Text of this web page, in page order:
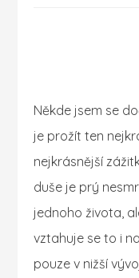
Někde jsem se
je prožít ten
nejkrásnější
duše je prý
jednoho života,
vztahuje se to i
pouze v nižší